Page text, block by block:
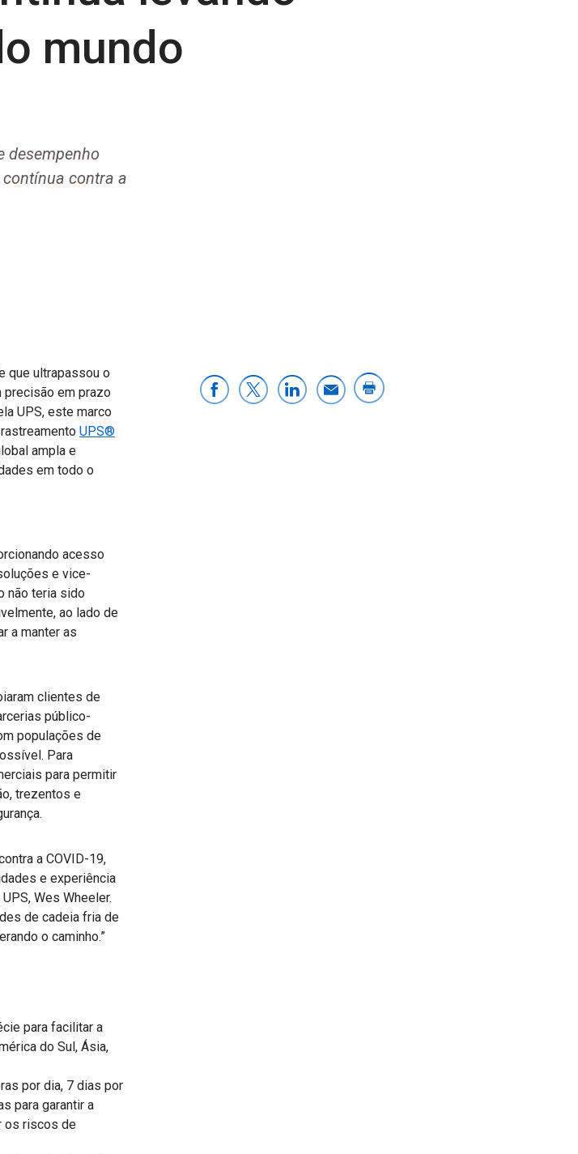
mundo
desempenho
contra a
que ultrapassou o
precisão em prazo
UPS, este marco
UPS®
ampla e
em todo o
acesso
e vice-
não teria sido
ao lado de
a manter as
clientes de
público-
populações de
Para
para permitir
trezentos e
a COVID-19,
e experiência
Wes Wheeler.
de cadeia fria de
o caminho.”
para facilitar a
do Sul, Ásia,
por dia, 7 dias por
para garantir a
os riscos de